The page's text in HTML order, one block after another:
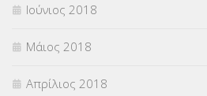
Ιούνιος 2018
Μάιος 2018
Απρίλιος 2018